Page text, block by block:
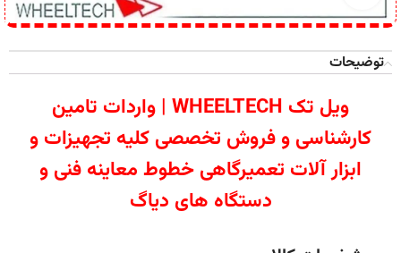
توضیحات
ویل تک WHEELTECH | واردات تامین
کارشناسی و فروش تخصصی کلیه تجهیزات و
ابزار آلات تعمیرگاهی خطوط معاینه فنی و
دستگاه های دیاگ